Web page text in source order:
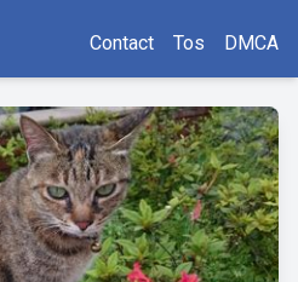
Contact Tos DMCA